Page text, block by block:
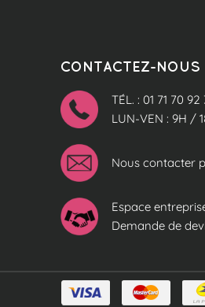
CONTACTEZ-NOUS
TÉL. : 01 71 70 92
LUN-VEN : 9H /
Nous contacter
Espace
Demande de